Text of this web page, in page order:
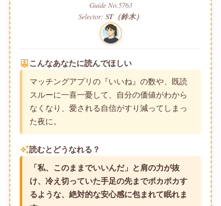
Guide No.5763
Selector: ST（鈴木）
person_pin こんなあなたに読んでほしい
マッチングアプリの『いいね』の数や、既読
スルーに一喜一憂して、自分の価値がわから
なくなり、愛される自信がすり減ってしまっ
た夜に。
auto_awesome読むとどうなれる？
「私、このままでいいんだ」と肩の力が抜
け、冷え切っていた手足の先までポカポカす
るような、絶対的な安心感に包まれて眠れま